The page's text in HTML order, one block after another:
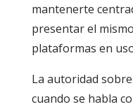
mantenerte
presentar el
plataformas en
La autoridad
cuando se habla